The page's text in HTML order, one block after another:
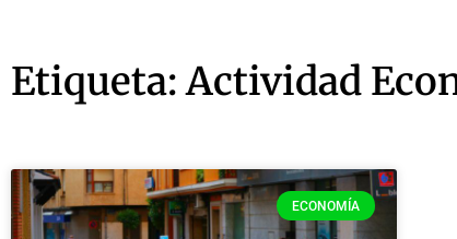
Etiqueta: Actividad
ECONOMÍA